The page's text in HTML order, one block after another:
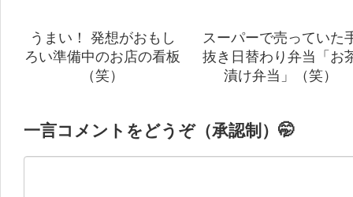
うまい！ 発想がおもし
ろい準備中のお店の看板
（笑）
スーパーで売っていた
抜き日替わり弁当「お
漬け弁当」（笑）
一言コメントをどうぞ（承認制）🤭